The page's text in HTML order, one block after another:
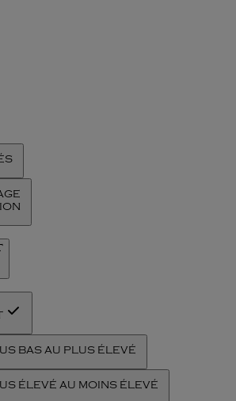
BAS AU PLUS ÉLEVÉ
ÉLEVÉ AU MOINS ÉLEVÉ